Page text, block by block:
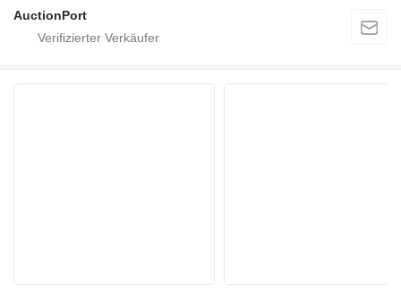
AuctionPort